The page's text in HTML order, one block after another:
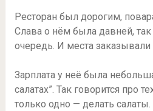
Ресторан был дорогим,
Слава о нём была давней, так
очередь. И места
Зарплата у неё была
салатах”. Так говорится про
только одно — делать салаты.